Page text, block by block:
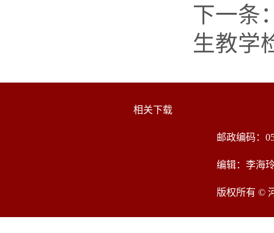
下一条
生教学
相关下载
邮政编码：
编辑：李海
版权所有 ©